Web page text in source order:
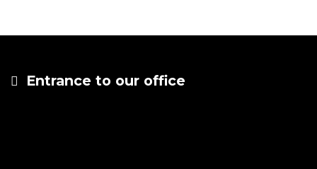
Entrance to our office